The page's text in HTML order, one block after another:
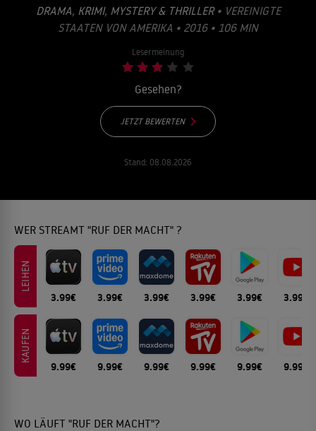
DRAMA, KRIMI, MYSTERY & THRILLER• VEREINIGTE
STAATEN VON AMERIKA • 2016 • 106 MIN
Lesermeinung
Gesehen?
JETZT BEWERTEN
Stand: 08.08.2026
WER STREAMT "RUF DER MACHT" ?
LEIHEN
3.99€ 3.99€ 3.99€ 3.99€ 3.99€ 3.99€
KAUFEN
9.99€ 9.99€ 9.99€ 9.99€ 9.99€ 9.99€
WO LÄUFT "RUF DER MACHT"?